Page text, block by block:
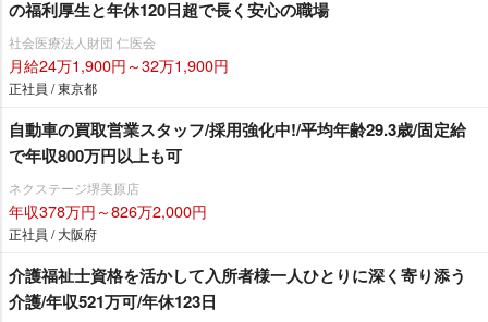
の福利厚生と年休120日超で長く安心の職場
社会医療法人財団 仁医会
月給24万1,900円～32万1,900円
正社員 / 東京都
自動車の買取営業スタッフ/採用強化中!/平均年齢29.3歳/固定給
で年収800万円以上も可
ネクステージ堺美原店
年収378万円～826万2,000円
正社員 / 大阪府
介護福祉士資格を活かして入所者様一人ひとりに深く寄り添う
介護/年収521万可/年休123日